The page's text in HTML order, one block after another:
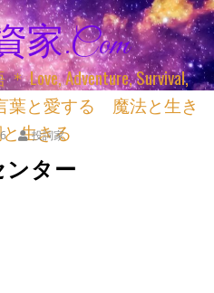
家.com
Adventure, Survival,
言葉と愛する 魔法と生き
生きる
投詞家
ター